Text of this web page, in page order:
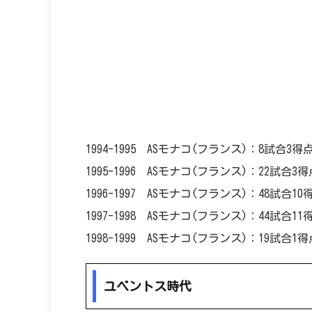
1994-1995 ASモナコ(フランス)：8試合3得
1995-1996 ASモナコ(フランス)：22試合3得
1996-1997 ASモナコ(フランス)：48試合10
1997-1998 ASモナコ(フランス)：44試合11
1998-1999 ASモナコ(フランス)：19試合1得
ユベントス時代